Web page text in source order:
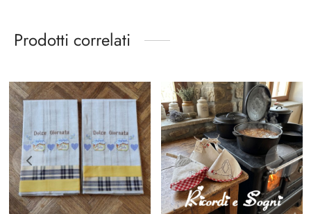
Prodotti correlati